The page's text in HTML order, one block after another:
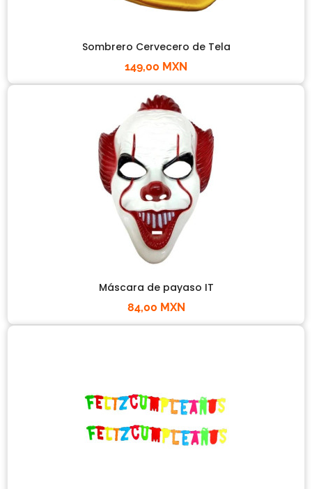
Sombrero Cervecero de Tela
149,00 MXN
Máscara de payaso IT
84,00 MXN